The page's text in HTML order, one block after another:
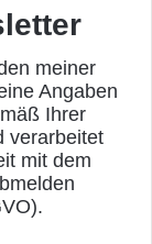
meiner
Angaben
Ihrer
verarbeitet
mit dem